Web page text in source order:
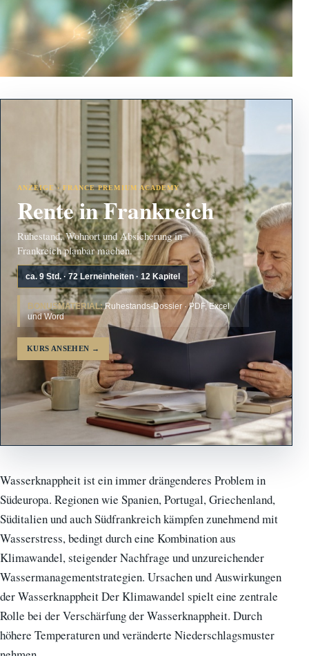
ANZEIGE · FRANCE PREMIUM ACADEMY
Rente in Frankreich
Ruhestand, Wohnort und Absicherung in
Frankreich planbar machen.
ca. 9 Std. · 72 Lerneinheiten · 12 Kapitel
BONUSMATERIAL:Ruhestands-Dossier · PDF, Excel
und Word
KURS ANSEHEN →
Wasserknappheit ist ein immer drängenderes Problem in
Südeuropa. Regionen wie Spanien, Portugal, Griechenland,
Süditalien und auch Südfrankreich kämpfen zunehmend mit
Wasserstress, bedingt durch eine Kombination aus
Klimawandel, steigender Nachfrage und unzureichender
Wassermanagementstrategien. Ursachen und Auswirkungen
der Wasserknappheit Der Klimawandel spielt eine zentrale
Rolle bei der Verschärfung der Wasserknappheit. Durch
höhere Temperaturen und veränderte Niederschlagsmuster